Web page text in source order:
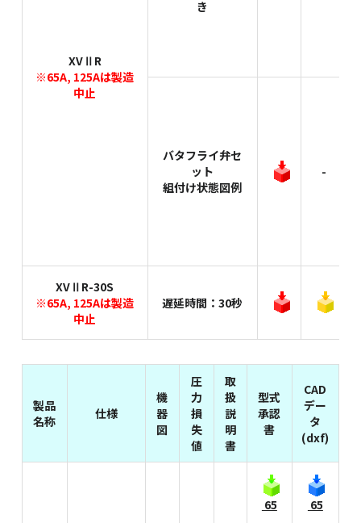
XVⅡR
※65A, 125Aは製造
中止
き
バタフライ弁セ
ット
組付け状態図例
-
XVⅡR-30S
※65A, 125Aは製造
中止
遅延時間：30秒
製品
名称
仕様
機
器
図
圧
力
損
失
値
取
扱
説
明
書
型式
承認
書
CAD
デー
タ
(dxf)
65 65